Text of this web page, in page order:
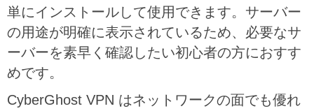
単にインストールして使用できます。サーバー
の用途が明確に表示されているため、必要なサ
ーバーを素早く確認したい初心者の方におすす
めです。
CyberGhost VPN はネットワークの面でも優れ